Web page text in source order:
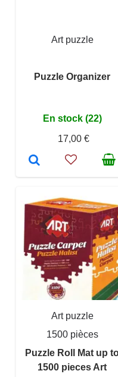
Art puzzle
Puzzle Organizer
En stock (22)
17,00 €
Art puzzle
1500 pièces
Puzzle Roll Mat up
1500 pieces Art